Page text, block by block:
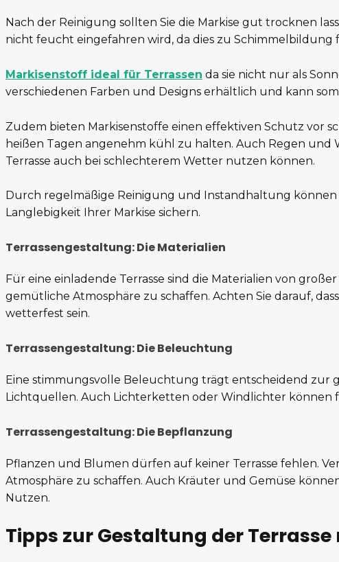
Nach der Reinigung sollten Sie die Markise gut trocknen
nicht feucht eingefahren wird, da dies zu Schimmelbildung
Markisenstoff ideal für Terrassen da sie nicht nur als
verschiedenen Farben und Designs erhältlich und kann
Zudem bieten Markisenstoffe einen effektiven Schutz vor
heißen Tagen angenehm kühl zu halten. Auch Regen
Terrasse auch bei schlechterem Wetter nutzen können.
Durch regelmäßige Reinigung und Instandhaltung
Langlebigkeit Ihrer Markise sichern.
Terrassengestaltung: Die Materialien
Für eine einladende Terrasse sind die Materialien von
gemütliche Atmosphäre zu schaffen. Achten Sie darauf,
wetterfest sein.
Terrassengestaltung: Die Beleuchtung
Eine stimmungsvolle Beleuchtung trägt entscheidend zur
Lichtquellen. Auch Lichterketten oder Windlichter können
Terrassengestaltung: Die Bepflanzung
Pflanzen und Blumen dürfen auf keiner Terrasse fehlen.
Atmosphäre zu schaffen. Auch Kräuter und Gemüse
Nutzen.
Tipps zur Gestaltung der